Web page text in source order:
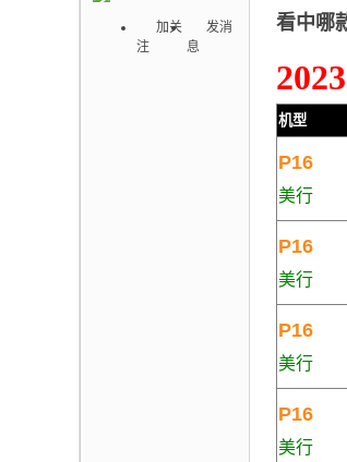
加关
注
发消
息
看中哪
2023
机型
P16
美行
P16
美行
P16
美行
P16
美行